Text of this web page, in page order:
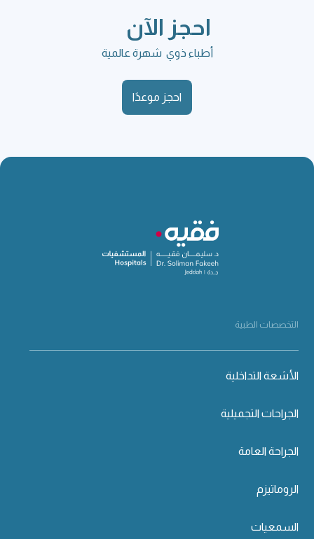
احجز الآن
أطباء ذوي شهرة عالمية
احجز موعدًا
التخصصات الطبية
الأشعة التداخلية
الجراحات التجميلية
الجراحة العامة
الروماتيزم
السمعيات